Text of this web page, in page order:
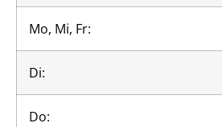
Mo, Mi, Fr:
Di:
Do: